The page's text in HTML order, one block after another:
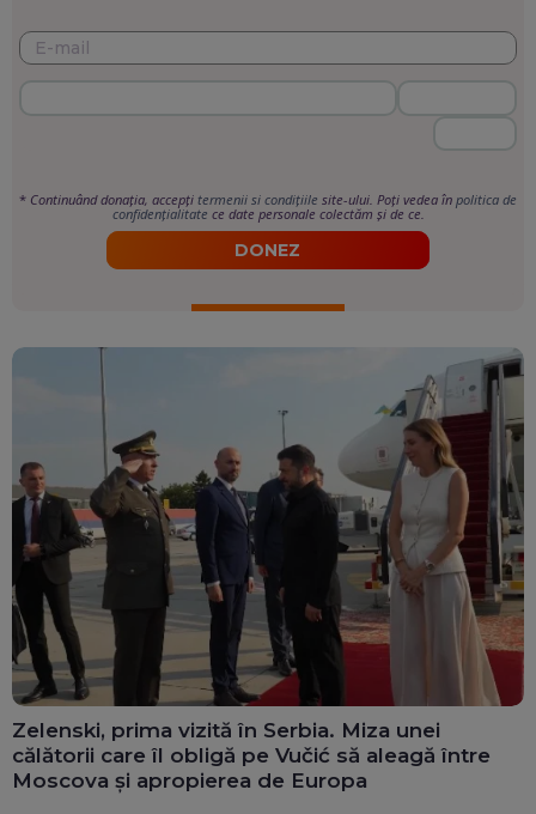
* Continuând donația, accepți termenii si condițiile site-ului. Poți vedea în politica de
confidențialitate ce date personale colectăm și de ce.
DONEZ
Zelenski, prima vizită în Serbia. Miza unei
călătorii care îl obligă pe Vučić să aleagă între
Moscova și apropierea de Europa